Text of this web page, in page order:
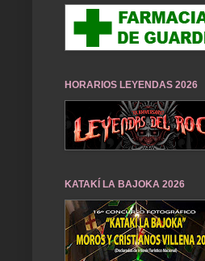
HORARIOS LEYENDAS 2026
KATAKÍ LA BAJOKA 2026